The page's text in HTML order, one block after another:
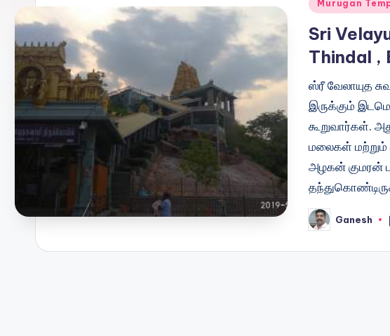
Murugan
Sri
Thindal ,
ஸ்ரீ வேலாயுத
இருக்கும்
கூறுவார்கள்.
மலைகள் மற்றும்
அழகன் குமரன்
Posted
by
Ganesh